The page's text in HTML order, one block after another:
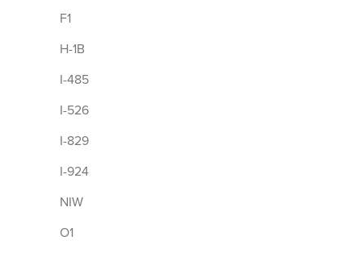
F1
H-1B
I-485
I-526
I-829
I-924
NIW
O1